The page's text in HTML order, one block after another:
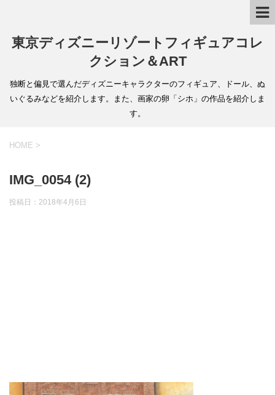
東京ディズニーリゾートフィギュアコレ
クション＆ART
独断と偏見で選んだディズニーキャラクターのフィギュア、ドール、ぬ
いぐるみなどを紹介します。また、画家の卵「シホ」の作品を紹介しま
す。
HOME >
IMG_0054 (2)
投稿日： 2018年4月6日